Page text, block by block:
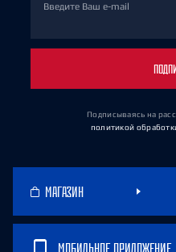
Введите Ваш e-mail
Подписываясь на
политикой
МАГАЗИН
МОБИЛЬНОЕ ПРИЛОЖЕНИЕ